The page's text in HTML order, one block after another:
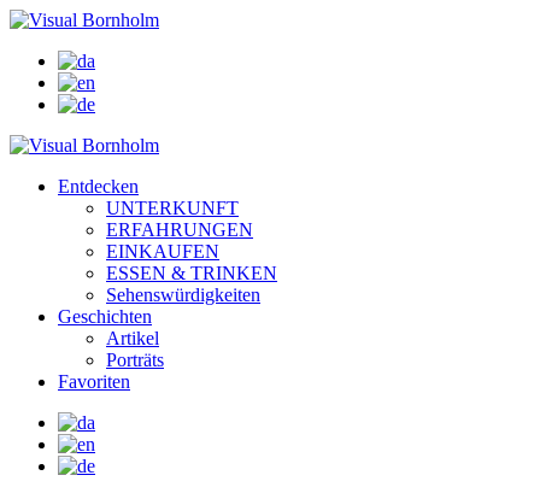
Entdecken
UNTERKUNFT
ERFAHRUNGEN
EINKAUFEN
ESSEN & TRINKEN
Sehenswürdigkeiten
Geschichten
Artikel
Porträts
Favoriten